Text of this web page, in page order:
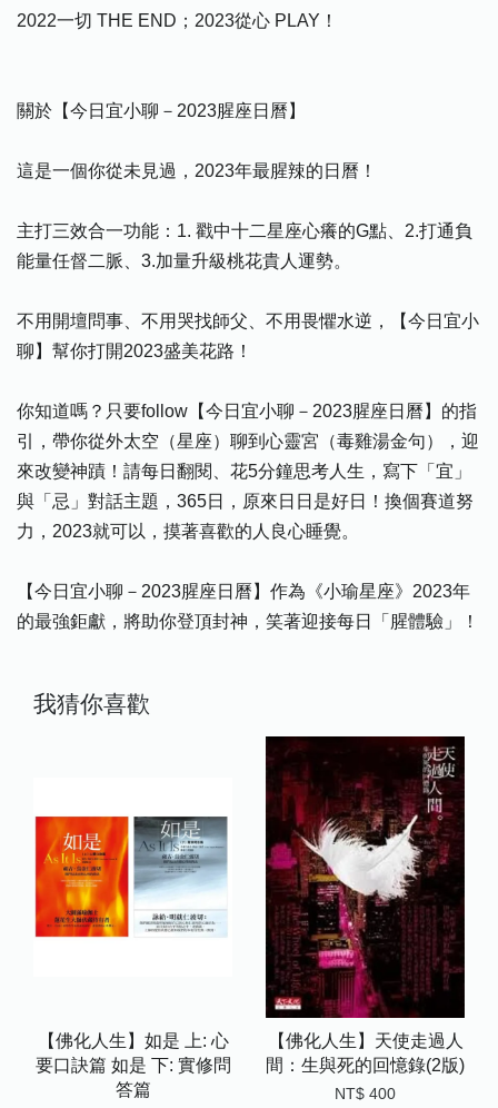
2022一切 THE END；2023從心 PLAY！
關於【今日宜小聊－2023腥座日曆】
這是一個你從未見過，2023年最腥辣的日曆！
主打三效合一功能：1. 戳中十二星座心癢的G點、2.打通負
能量任督二脈、3.加量升級桃花貴人運勢。
不用開壇問事、不用哭找師父、不用畏懼水逆，【今日宜小
聊】幫你打開2023盛美花路！
你知道嗎？只要follow【今日宜小聊－2023腥座日曆】的指
引，帶你從外太空（星座）聊到心靈宮（毒雞湯金句），迎
來改變神蹟！請每日翻閱、花5分鐘思考人生，寫下「宜」
與「忌」對話主題，365日，原來日日是好日！換個賽道努
力，2023就可以，摸著喜歡的人良心睡覺。
【今日宜小聊－2023腥座日曆】作為《小瑜星座》2023年
的最強鉅獻，將助你登頂封神，笑著迎接每日「腥體驗」！
我猜你喜歡
【佛化人生】如是 上: 心
要口訣篇 如是 下: 實修問
答篇
【佛化人生】天使走過人
間：生與死的回憶錄(2版)
NT$ 400